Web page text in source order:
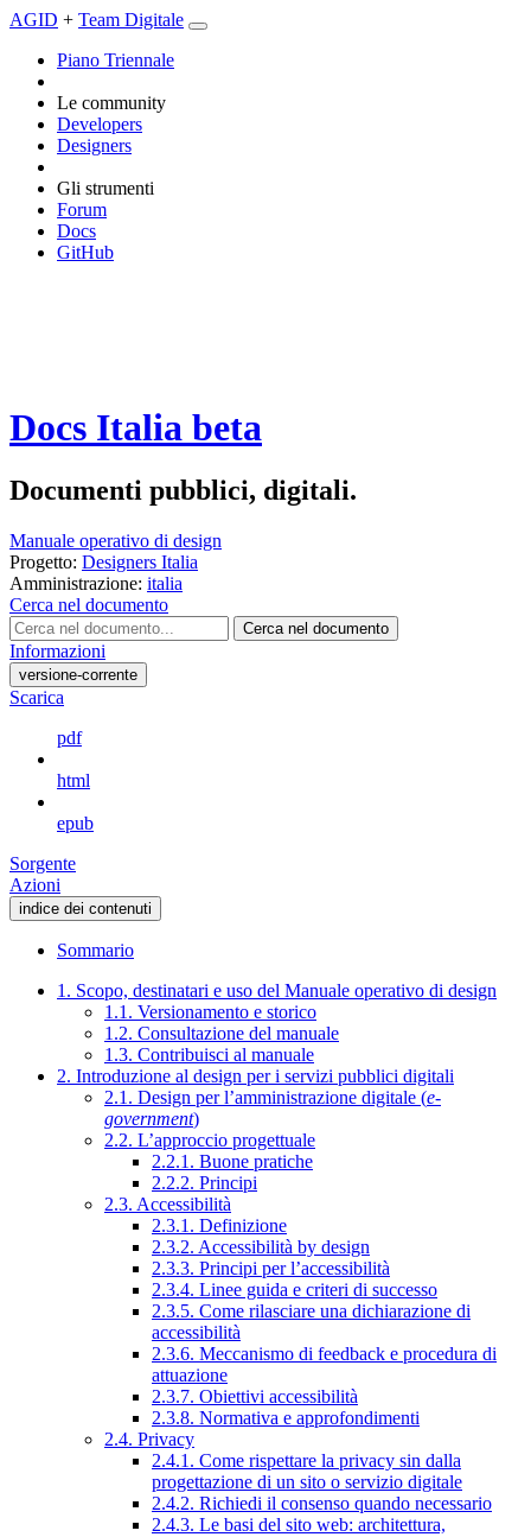
AGID + Team Digitale
Piano Triennale
Le community
Developers
Designers
Gli strumenti
Forum
Docs
GitHub
Docs Italia beta
Documenti pubblici, digitali.
Manuale operativo di design
Progetto: Designers Italia
Amministrazione: italia
Cerca nel documento
Cerca nel documento
Informazioni
versione-corrente
Scarica
pdf
html
epub
Sorgente
Azioni
indice dei contenuti
Sommario
1. Scopo, destinatari e uso del Manuale operativo di design
1.1. Versionamento e storico
1.2. Consultazione del manuale
1.3. Contribuisci al manuale
2. Introduzione al design per i servizi pubblici digitali
2.1. Design per l’amministrazione digitale (e-
government)
2.2. L’approccio progettuale
2.2.1. Buone pratiche
2.2.2. Principi
2.3. Accessibilità
2.3.1. Definizione
2.3.2. Accessibilità by design
2.3.3. Principi per l’accessibilità
2.3.4. Linee guida e criteri di successo
2.3.5. Come rilasciare una dichiarazione di
accessibilità
2.3.6. Meccanismo di feedback e procedura di
attuazione
2.3.7. Obiettivi accessibilità
2.3.8. Normativa e approfondimenti
2.4. Privacy
2.4.1. Come rispettare la privacy sin dalla
progettazione di un sito o servizio digitale
2.4.2. Richiedi il consenso quando necessario
2.4.3. Le basi del sito web: architettura,